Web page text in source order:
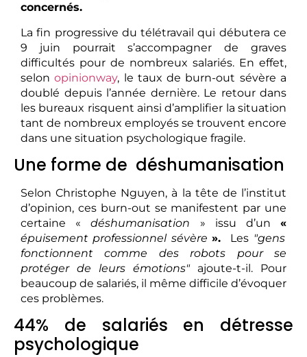
concernés.
La fin progressive du télétravail qui débutera ce
9 juin pourrait s’accompagner de graves
difficultés pour de nombreux salariés. En effet,
selonopinionway, le taux de burn-out sévère a
doublé depuis l’année dernière. Le retour dans
les bureaux risquent ainsi d’amplifier la situation
tant de nombreux employés se trouvent encore
dans une situation psychologique fragile.
Une forme de déshumanisation
Selon Christophe Nguyen, à la tête de l’institut
d’opinion, ces burn-out se manifestent par une
certaine «déshumanisation » issu d’un«
épuisement professionnel sévère». Les
gens
fonctionnent comme des robots pour se
protéger de leurs émotions ajoute-t-il. Pour
beaucoup de salariés, il même difficile d’évoquer
ces problèmes.
44% de salariés en détresse
psychologique